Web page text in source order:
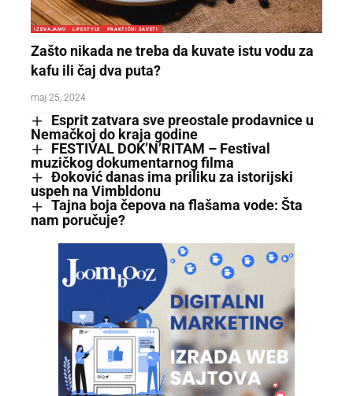
IZDVAJAMO LIFESTYLE PRAKTIČNI SAVETI
Zašto nikada ne treba da kuvate istu vodu za
kafu ili čaj dva puta?
maj 25, 2024
Esprit zatvara sve preostale prodavnice u
Nemačkoj do kraja godine
FESTIVAL DOK’N’RITAM – Festival
muzičkog dokumentarnog filma
Đoković danas ima priliku za istorijski
uspeh na Vimbldonu
Tajna boja čepova na flašama vode: Šta
nam poručuje?